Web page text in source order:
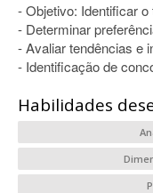
- Objetivo: Identificar
- Determinar
- Avaliar tendências e
- Identificação de
Habilidades